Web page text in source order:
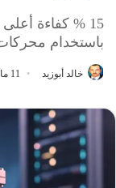
15 % كفاءة
باستخدام
خالد أبوزيد 11 مايو، 2026